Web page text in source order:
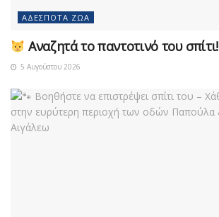
ΑΔΈΣΠΟΤΑ ΖΏΑ
Αναζητά το παντοτινό του σπίτι!
5 Αυγούστου 2026